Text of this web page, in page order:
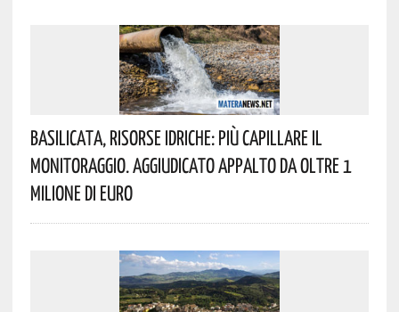
Basilicata, Risorse Idriche: Più Capillare Il
Monitoraggio. Aggiudicato Appalto Da Oltre 1
Milione Di Euro